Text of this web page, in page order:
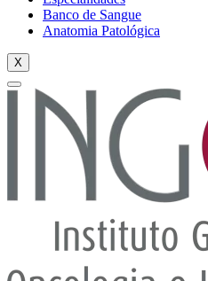
Banco de Sangue
Anatomia Patológica
X